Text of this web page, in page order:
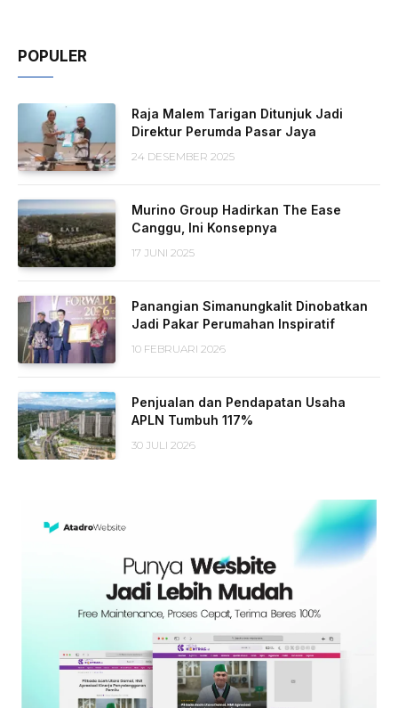
POPULER
Raja Malem Tarigan Ditunjuk Jadi
Direktur Perumda Pasar Jaya
24 DESEMBER 2025
Murino Group Hadirkan The Ease
Canggu, Ini Konsepnya
17 JUNI 2025
Panangian Simanungkalit Dinobatkan
Jadi Pakar Perumahan Inspiratif
10 FEBRUARI 2026
Penjualan dan Pendapatan Usaha
APLN Tumbuh 117%
30 JULI 2026